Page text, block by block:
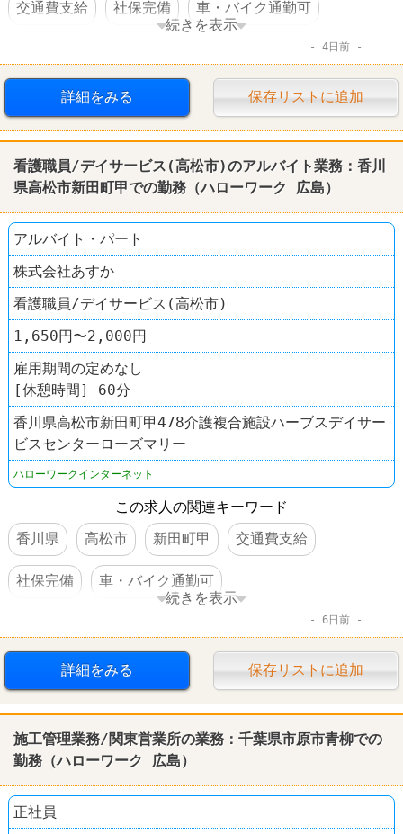
交通費支給 社保完備 車・バイク通勤可
続きを表示
4日前
詳細をみる 保存リストに追加
看護職員/デイサービス(高松市)のアルバイト業務：香川
県高松市新田町甲での勤務（ハローワーク 広島）
アルバイト・パート
株式会社あすか
看護職員/デイサービス(高松市)
1,650円〜2,000円
雇用期間の定めなし
[休憩時間] 60分
香川県高松市新田町甲478介護複合施設ハーブスデイサー
ビスセンターローズマリー
ハローワークインターネット
この求人の関連キーワード
香川県
高松市 新田町甲 交通費支給
社保完備 車・バイク通勤可
転勤なし
ドラッグストア
続きを表示
6日前
詳細をみる 保存リストに追加
施工管理業務/関東営業所の業務：千葉県市原市青柳での
勤務（ハローワーク 広島）
正社員